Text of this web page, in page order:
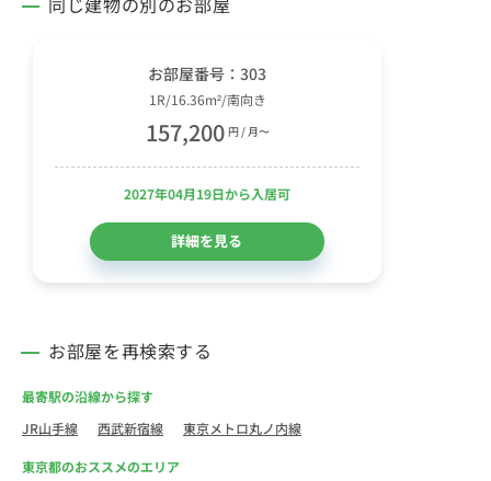
お部屋番号：303
1R/16.36m²/南向き
157,200 円 / 月〜
2027年04月19日から入居可
詳細を見る
お部屋を再検索する
最寄駅の沿線から探す
JR山手線
西武新宿線 東京メトロ丸ノ内線
東京都のおススメのエリア